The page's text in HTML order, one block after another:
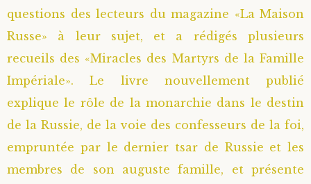
questions des lecteurs du magazine «La Maison
Russe» à leur sujet, et a rédigés plusieurs
recueils des «Miracles des Martyrs de la Famille
Impériale». Le livre nouvellement publié
explique le rôle de la monarchie dans le destin
de la Russie, de la voie des confesseurs de la foi,
empruntée par le dernier tsar de Russie et les
membres de son auguste famille, et présente